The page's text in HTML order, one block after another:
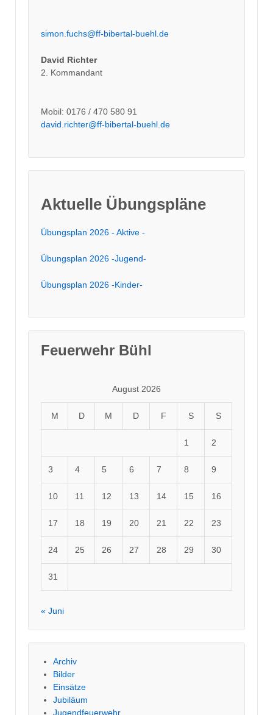
simon.fuchs@ff-bibertal-buehl.de
David Richter
2. Kommandant
Mobil: 0176 / 470 580 91
david.richter@ff-bibertal-buehl.de
Aktuelle Übungspläne
Übungsplan 2026 - Aktive -
Übungsplan 2026 -Jugend-
Übungsplan 2026 -Kinder-
Feuerwehr Bühl
August 2026
M D M D F S S
1 2
3 4 5 6 7 8 9
10 11 12 13 14 15 16
17 18 19 20 21 22 23
24 25 26 27 28 29 30
31
« Juni
Archiv
Bilder
Einsätze
Jubiläum
Jugendfeuerwehr